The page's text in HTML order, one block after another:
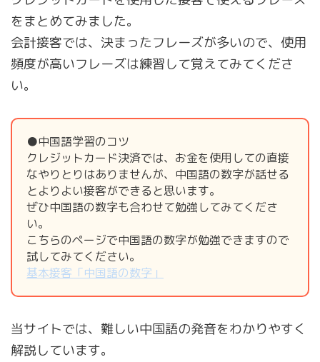
をまとめてみました。
会計接客では、決まったフレーズが多いので、使用
頻度が高いフレーズは練習して覚えてみてくださ
い。
●中国語学習のコツ
クレジットカード決済では、お金を使用しての直接
なやりとりはありませんが、中国語の数字が話せる
とよりよい接客ができると思います。
ぜひ中国語の数字も合わせて勉強してみてくださ
い。
こちらのページで中国語の数字が勉強できますので
試してみてください。
基本接客「中国語の数字」
当サイトでは、難しい中国語の発音をわかりやすく
解説しています。